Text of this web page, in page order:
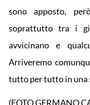
sono apposto,
soprattutto tra i
avvicinano e
Arriveremo
tutto per tutto in una
(FOTO GERMANO